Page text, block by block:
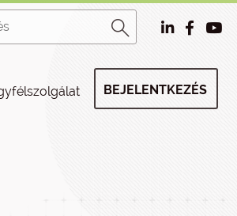
BEJELENTKEZÉS